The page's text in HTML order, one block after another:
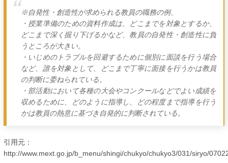
※自発性・創造性が求められる教員の職務の例、
・授業準備のための資料作成は、どこまでを対象とするか、
どこまで深く掘り下げるかなど、教員の自発性・創造性に負
うところが大きい。
・いじめのトラブルを回避するために個別に面談を行う場合
など、誰を対象として、どこまで丁寧に面接を行うかは教員
の判断に委ねられている。
・部活動において各種の大会やコンクールなどでよい成績を
収めるために、どのように指導し、どの程度まで指導を行う
かは教員の熱意に基づき自発的に判断されている。
引用元：
http://www.mext.go.jp/b_menu/shingi/chukyo/chukyo3/031/siryo/